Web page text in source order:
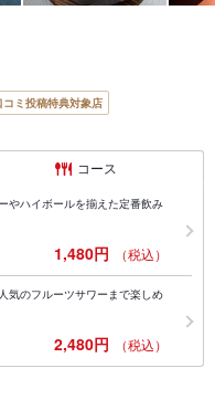
コミ投稿特典対象店
コース
やハイボールを揃えた定番飲み
1,480円 （税込）
気のフルーツサワーまで楽しめ
2,480円 （税込）